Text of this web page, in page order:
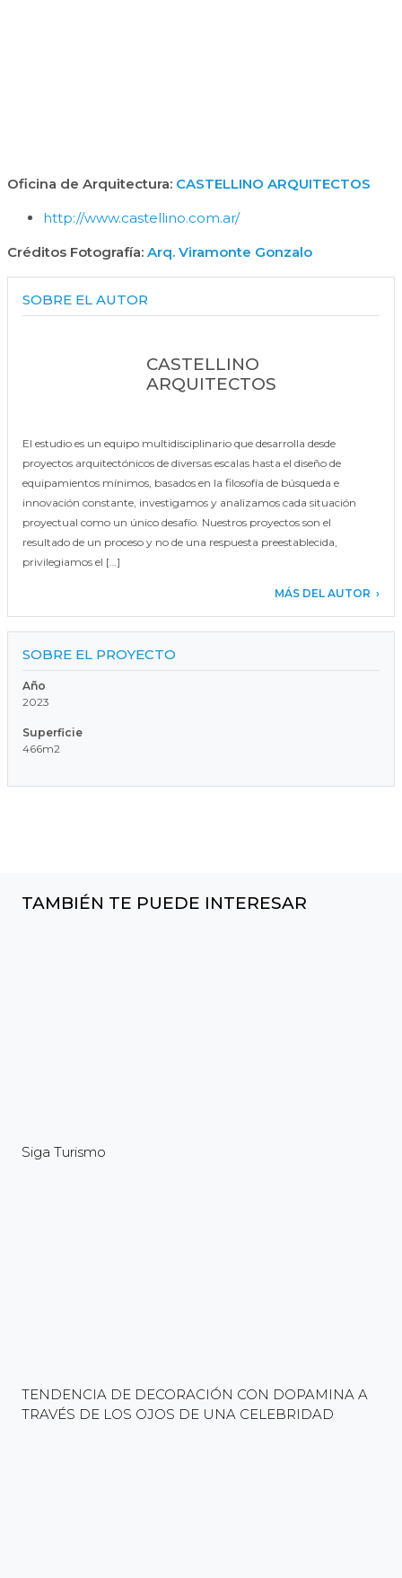
Oficina de Arquitectura: CASTELLINO ARQUITECTOS
http://www.castellino.com.ar/
Créditos Fotografía: Arq. Viramonte Gonzalo
SOBRE EL AUTOR
CASTELLINO
ARQUITECTOS
El estudio es un equipo multidisciplinario que desarrolla desde
proyectos arquitectónicos de diversas escalas hasta el diseño de
equipamientos mínimos, basados en la filosofía de búsqueda e
innovación constante, investigamos y analizamos cada situación
proyectual como un único desafío. Nuestros proyectos son el
resultado de un proceso y no de una respuesta preestablecida,
privilegiamos el […]
MÁS DEL AUTOR
SOBRE EL PROYECTO
Año
2023
Superficie
466m2
TAMBIÉN TE PUEDE INTERESAR
Siga Turismo
TENDENCIA DE DECORACIÓN CON DOPAMINA A
TRAVÉS DE LOS OJOS DE UNA CELEBRIDAD